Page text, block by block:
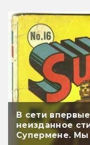
В сети
неизданное
Супермене. Мы